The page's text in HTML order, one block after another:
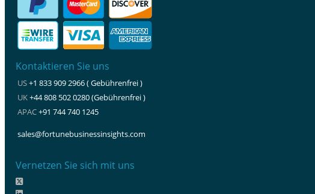
Kontaktieren Sie uns
US+1 833 909 2966 ( Gebührenfrei )
UK+44 808 502 0280 (Gebührenfrei )
APAC+91 744 740 1245
sales@fortunebusinessinsights.com
Vernetzen Sie sich mit uns